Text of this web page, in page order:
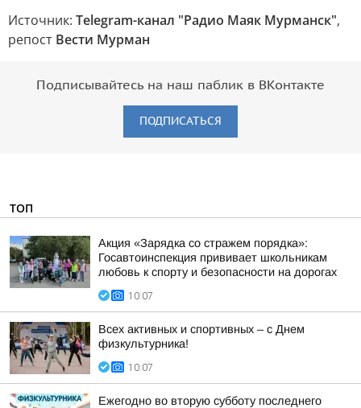
Источник: Telegram-канал "Радио Маяк Мурманск",
репост Вести Мурман
Подписывайтесь на наш паблик в ВКонтакте
ПОДПИСАТЬСЯ
ТОП
Акция «Зарядка со стражем порядка»:
Госавтоинспекция прививает школьникам
любовь к спорту и безопасности на дорогах
10:07
Всех активных и спортивных – с Днем
физкультурника!
10:07
Ежегодно во вторую субботу последнего